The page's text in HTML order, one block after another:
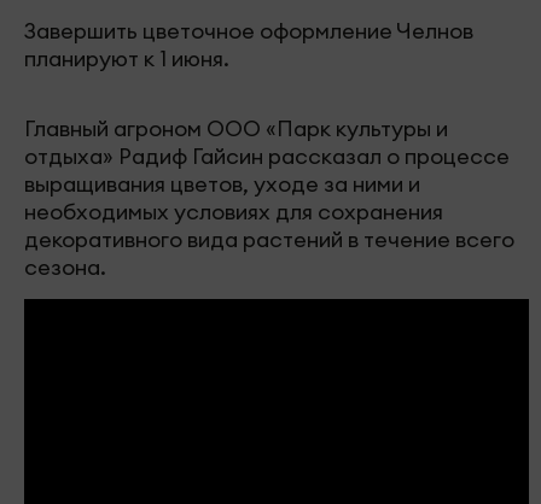
Завершить цветочное оформление Челнов
планируют к 1 июня.
Главный агроном ООО «Парк культуры и
отдыха» Радиф Гайсин рассказал о процессе
выращивания цветов, уходе за ними и
необходимых условиях для сохранения
декоративного вида растений в течение всего
сезона.